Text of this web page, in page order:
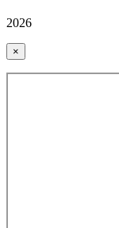
2026
×